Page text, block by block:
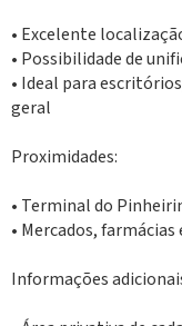
• Excelente
• Possibilidade de
• Ideal para
geral
Proximidades:
• Terminal do
• Mercados,
Informações